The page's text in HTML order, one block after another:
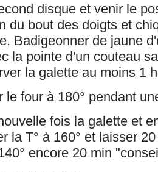
disque et venir le
du bout des doigts et
Badigeonner de jaune
la pointe d'un couteau
la galette au moins 1
le four à 180° pendant
fois la galette et
la T° à 160° et laisser
encore 20 min